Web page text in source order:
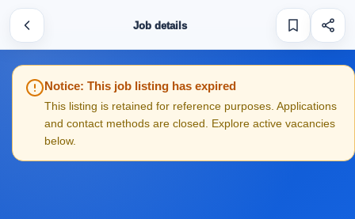
Job details
Notice: This job listing has expired
This listing is retained for reference purposes. Applications
and contact methods are closed. Explore active vacancies
below.